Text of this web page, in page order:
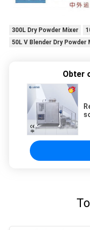
300L Dry Powder Mixer
50L V Blender Dry Powder
Obter